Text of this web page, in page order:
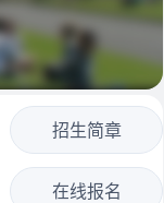
招生简章
在线报名